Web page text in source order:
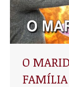
O
FAMÍLIA